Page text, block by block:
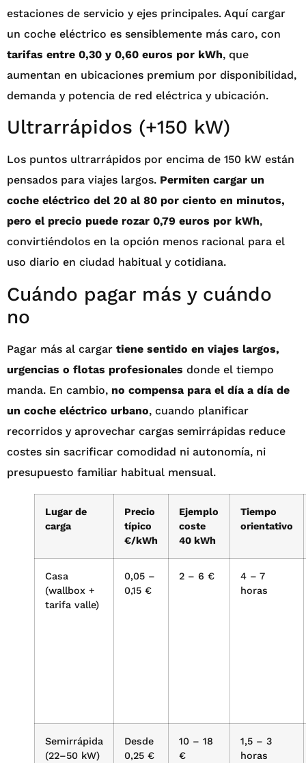
estaciones de servicio y ejes principales. Aquí cargar
un coche eléctrico es sensiblemente más caro, con
tarifas entre 0,30 y 0,60 euros por kWh, que
aumentan en ubicaciones premium por disponibilidad,
demanda y potencia de red eléctrica y ubicación.
Ultrarrápidos (+150 kW)
Los puntos ultrarrápidos por encima de 150 kW están
pensados para viajes largos. Permiten cargar un
coche eléctrico del 20 al 80 por ciento en minutos,
pero el precio puede rozar 0,79 euros por kWh,
convirtiéndolos en la opción menos racional para el
uso diario en ciudad habitual y cotidiana.
Cuándo pagar más y cuándo
no
Pagar más al cargar tiene sentido en viajes largos,
urgencias o flotas profesionales donde el tiempo
manda. En cambio, no compensa para el día a día de
un coche eléctrico urbano, cuando planificar
recorridos y aprovechar cargas semirrápidas reduce
costes sin sacrificar comodidad ni autonomía, ni
presupuesto familiar habitual mensual.
Lugar de
carga
Precio
típico
€/kWh
Ejemplo
coste
40 kWh
Tiempo
orientativo
Casa
(wallbox +
tarifa valle)
0,05 –
0,15 €
2 – 6 €
4 – 7
horas
Semirrápida
(22–50 kW)
Desde
0,25 €
10 – 18
€
1,5 – 3
horas